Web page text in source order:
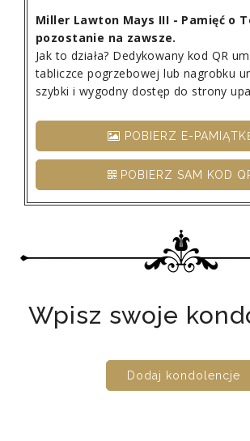
Miller Lawton Mays III - Pamięć o
pozostanie na zawsze.
Jak to działa? Dedykowany kod QR
tabliczce pogrzebowej lub nagrobku
szybki i wygodny dostęp do strony
POBIERZ E-
POBIERZ SAM KOD
Wpisz swoje
Dodaj kondolencje